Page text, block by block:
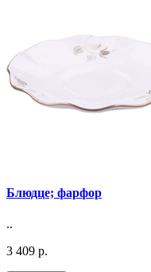
Блюдце; фарфор
..
3 409 р.